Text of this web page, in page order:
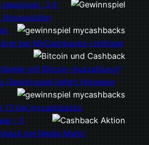
gewinnen, 3 €
Bonusstufen
bei MyCashbacks-Umfrage
mit Bitcoin-Auszahlung?
Gewinnspiel liefert Hinweise
13 bei mycashbacks
– 5
bei Media Markt